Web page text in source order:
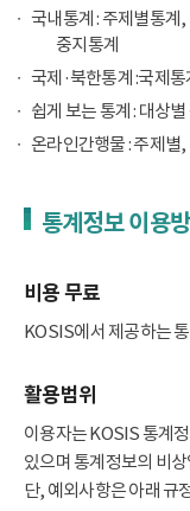
국내통계 : 주제별통계
중지통계
국제·북한통계 :국제
쉽게 보는 통계 : 대상
온라인간행물 : 주제별
통계정보 이용
비용 무료
KOSIS에서 제공하는
활용범위
이용자는 KOSIS 통계
있으며 통계정보의 비
단, 예외사항은 아래 규